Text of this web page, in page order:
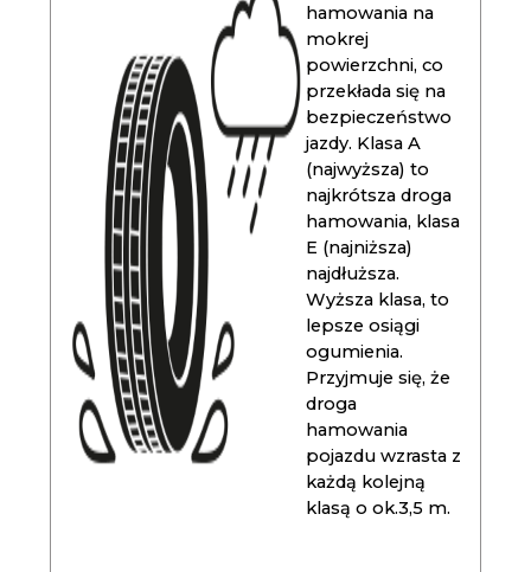
hamowania na
mokrej
powierzchni, co
przekłada się na
bezpieczeństwo
jazdy. Klasa A
(najwyższa) to
najkrótsza droga
hamowania, klasa
E (najniższa)
najdłuższa.
Wyższa klasa, to
lepsze osiągi
ogumienia.
Przyjmuje się, że
droga
hamowania
pojazdu wzrasta z
każdą kolejną
klasą o ok.3,5 m.